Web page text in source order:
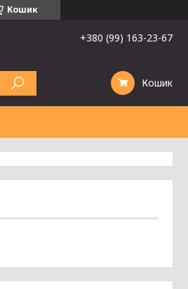
Кошик
+380 (99) 163-23-67
Кошик